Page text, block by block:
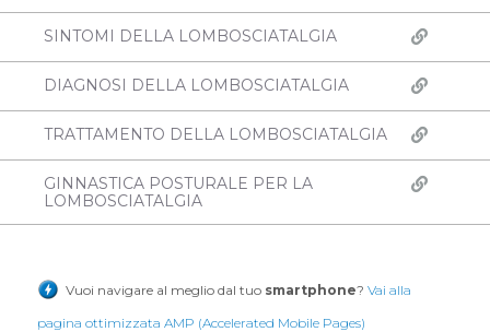
SINTOMI DELLA LOMBOSCIATALGIA
DIAGNOSI DELLA LOMBOSCIATALGIA
TRATTAMENTO DELLA LOMBOSCIATALGIA
GINNASTICA POSTURALE PER LA
LOMBOSCIATALGIA
Vuoi navigare al meglio dal tuo smartphone? Vai alla
pagina ottimizzata AMP (Accelerated Mobile Pages)